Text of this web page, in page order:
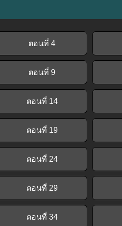
ตอนที่ 4
ตอนที่ 9
ตอนที่ 14
ตอนที่ 19
ตอนที่ 24
ตอนที่ 29
ตอนที่ 34